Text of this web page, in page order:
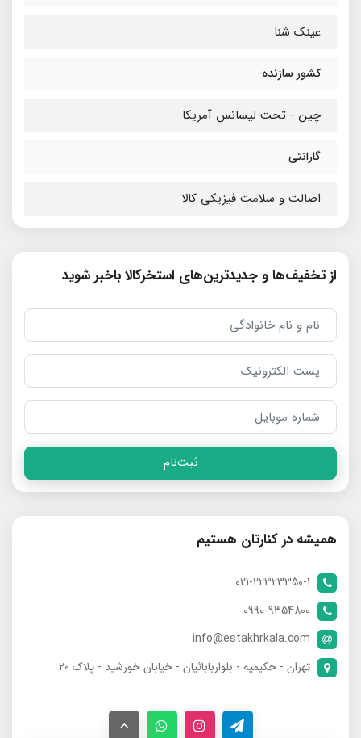
عینک شنا
کشور سازنده
چین - تحت لیسانس آمریکا
گارانتی
اصالت و سلامت فیزیکی کالا
از تخفیف‌ها و جدیدترین‌های استخرکالا باخبر شوید
ثبت‌نام
همیشه در کنارتان هستیم
021-22323350-1
0990-9354800
info@estakhrkala.com
تهران - حکیمیه - بلواربابائیان - خیابان خورشید - پلاک ۲۰